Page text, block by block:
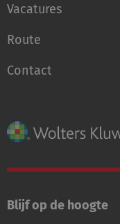
Vacatures
Route
Contact
Blijf op de hoogte